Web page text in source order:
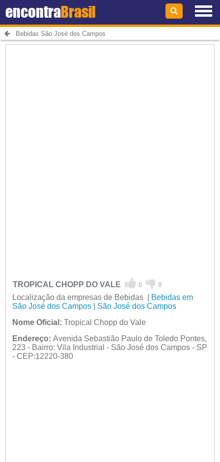
encontraBrasil
Bebidas São José dos Campos
TROPICAL CHOPP DO VALE 0 0
Localização da empresas de Bebidas |
Bebidas em
São José dos Campos| São José dos Campos
Nome Oficial: Tropical Chopp do Vale
Endereço: Avenida Sebastião Paulo de Toledo Pontes,
223 - Bairro: Vila Industrial - São José dos Campos - SP
- CEP:12220-380